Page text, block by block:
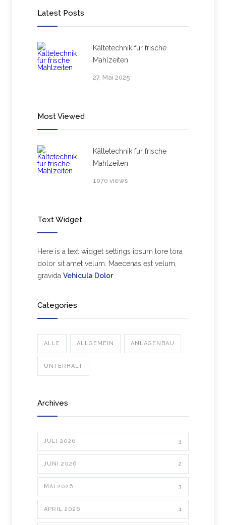
Latest Posts
Kältetechnik für frische
Mahlzeiten
27. Mai 2025
Most Viewed
Kältetechnik für frische
Mahlzeiten
1070 views
Text Widget
Here is a text widget settings ipsum lore tora
dolor sit amet velum. Maecenas est velum,
gravida Vehicula Dolor
Categories
ALLE ALLGEMEIN ANLAGENBAU
UNTERHALT
Archives
JULI 2026 3
JUNI 2026 2
MAI 2026 3
APRIL 2026 1